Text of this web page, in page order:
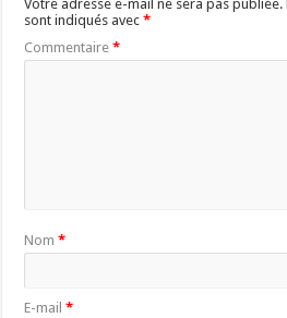
Votre adresse e-mail ne sera pas publiée.
sont indiqués avec*
Commentaire*
Nom*
E-mail*